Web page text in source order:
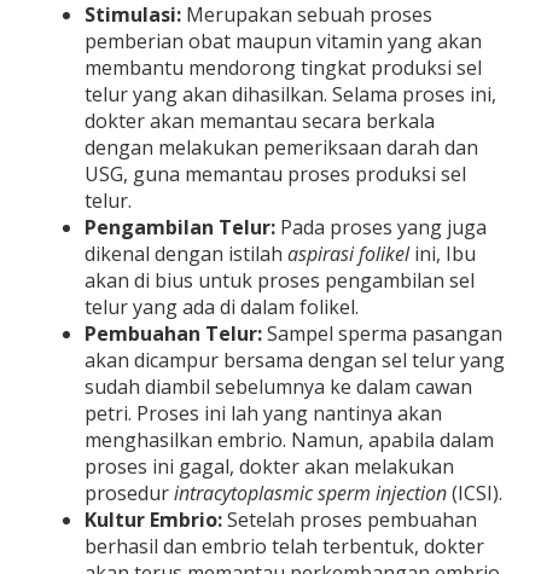
Stimulasi: Merupakan sebuah proses
pemberian obat maupun vitamin yang akan
membantu mendorong tingkat produksi sel
telur yang akan dihasilkan. Selama proses ini,
dokter akan memantau secara berkala
dengan melakukan pemeriksaan darah dan
USG, guna memantau proses produksi sel
telur.
Pengambilan Telur: Pada proses yang juga
dikenal dengan istilah aspirasi folikelini, Ibu
akan di bius untuk proses pengambilan sel
telur yang ada di dalam folikel.
Pembuahan Telur:Sampel sperma pasangan
akan dicampur bersama dengan sel telur yang
sudah diambil sebelumnya ke dalam cawan
petri. Proses ini lah yang nantinya akan
menghasilkan embrio. Namun, apabila dalam
proses ini gagal, dokter akan melakukan
prosedurintracytoplasmic sperm injection(ICSI).
Kultur Embrio:Setelah proses pembuahan
berhasil dan embrio telah terbentuk, dokter